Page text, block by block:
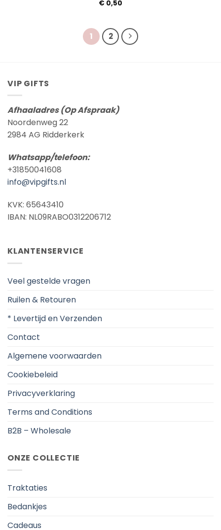
€ 0,50
1 2
VIP GIFTS
Afhaaladres (Op Afspraak)
Noordenweg 22
2984 AG Ridderkerk
Whatsapp/telefoon:
+31850041608
info@vipgifts.nl
KVK: 65643410
IBAN: NL09RABO0312206712
KLANTENSERVICE
Veel gestelde vragen
Ruilen & Retouren
* Levertijd en Verzenden
Contact
Algemene voorwaarden
Cookiebeleid
Privacyverklaring
Terms and Conditions
B2B – Wholesale
ONZE COLLECTIE
Traktaties
Bedankjes
Cadeaus